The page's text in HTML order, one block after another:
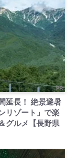
PR
延長！ 絶景避暑
リゾート」で楽
グルメ【長野県